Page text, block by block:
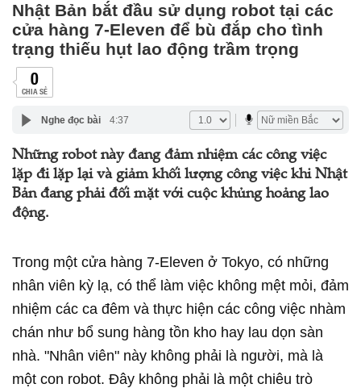
Nhật Bản bắt đầu sử dụng robot tại các
cửa hàng 7-Eleven để bù đắp cho tình
trạng thiếu hụt lao động trầm trọng
0
CHIA SẺ
Nghe đọc bài 4:37
Những robot này đang đảm nhiệm các công việc
lặp đi lặp lại và giảm khối lượng công việc khi Nhật
Bản đang phải đối mặt với cuộc khủng hoảng lao
động.
Trong một cửa hàng 7-Eleven ở Tokyo, có những
nhân viên kỳ lạ, có thể làm việc không mệt mỏi, đảm
nhiệm các ca đêm và thực hiện các công việc nhàm
chán như bổ sung hàng tồn kho hay lau dọn sàn
nhà. "Nhân viên" này không phải là người, mà là
một con robot. Đây không phải là một chiêu trò